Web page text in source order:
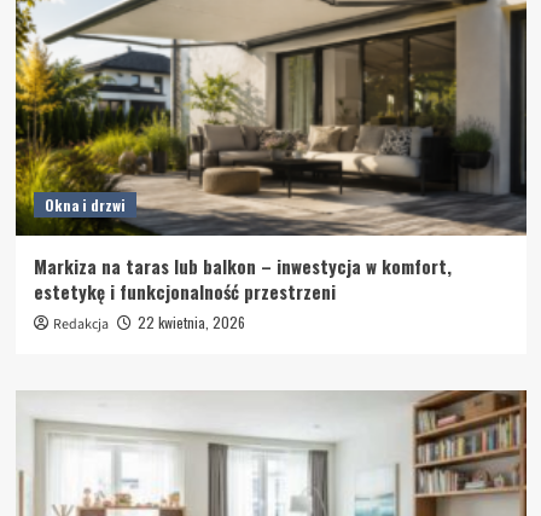
Okna i drzwi
Markiza na taras lub balkon – inwestycja w komfort,
estetykę i funkcjonalność przestrzeni
Redakcja 22 kwietnia, 2026